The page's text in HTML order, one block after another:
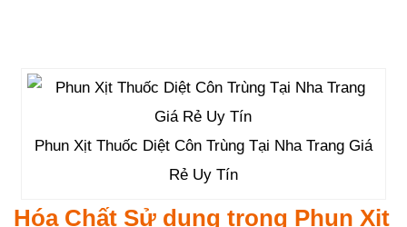
Phun Xịt Thuốc Diệt Côn Trùng Tại Nha Trang Giá
Rẻ Uy Tín
Hóa Chất Sử dụng trong Phun Xịt